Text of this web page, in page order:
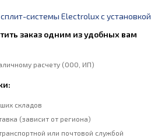
системы Electrolux с установкой
заказ одним из удобных вам
расчету (ООО, ИП)
складов
(зависит от региона)
или почтовой службой